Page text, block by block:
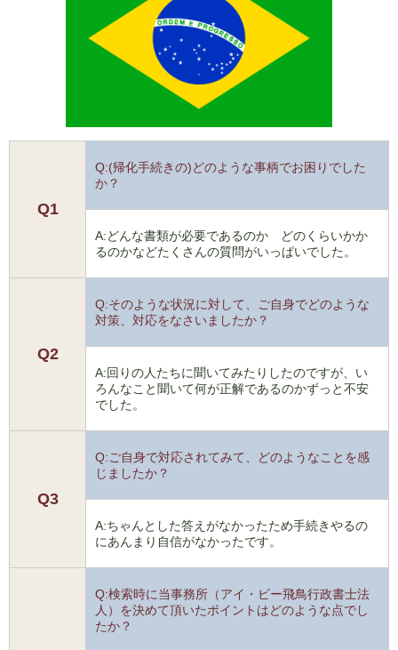
Q1
Q:(帰化手続きの)どのような事柄でお困りでした
か？
A:どんな書類が必要であるのか どのくらいかか
るのかなどたくさんの質問がいっぱいでした。
Q2
Q:そのような状況に対して、ご自身でどのような
対策、対応をなさいましたか？
A:回りの人たちに聞いてみたりしたのですが、い
ろんなこと聞いて何が正解であるのかずっと不安
でした。
Q3
Q:ご自身で対応されてみて、どのようなことを感
じましたか？
A:ちゃんとした答えがなかったため手続きやるの
にあんまり自信がなかったです。
Q:検索時に当事務所（アイ・ビー飛鳥行政書士法
人）を決めて頂いたポイントはどのような点でし
たか？